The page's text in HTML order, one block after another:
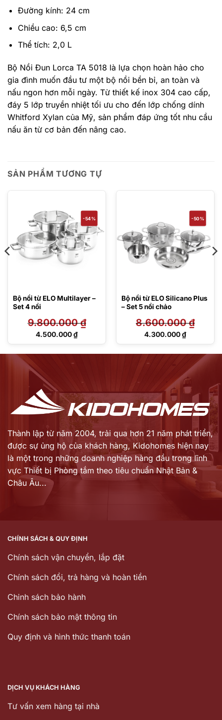
Đường kính: 24 cm
Chiều cao: 6,5 cm
Thể tích: 2,0 L
Bộ Nồi Đun Lorca TA 5018 là lựa chọn hoàn hảo cho
gia đình muốn đầu tư một bộ nồi bền bỉ, an toàn và
nấu ngon hơn mỗi ngày. Từ thiết kế inox 304 cao cấp,
đáy 5 lớp truyền nhiệt tối ưu cho đến lớp chống dính
Whitford Xylan của Mỹ, sản phẩm đáp ứng tốt nhu cầu
nấu ăn từ cơ bản đến nâng cao.
SẢN PHẨM TƯƠNG TỰ
-54%
Bộ nồi từ ELO Multilayer –
Set 4 nồi
9.800.000₫
Giá
4.500.000₫
Giá
-50%
Bộ nồi từ ELO Silicano Plus
– Set 5 nồi chảo
8.600.000₫
Giá
8.600.000 ₫.
4.300.000₫
Giá
4.300.000 ₫.
Thành lập từ năm 2004, trải qua hơn 21 năm phát triển,
được sự ủng hộ của khách hàng, Kidohomes hiện nay
là một trong những doanh nghiệp hàng đầu trong lĩnh
vực Thiết bị Phòng tắm theo tiêu chuẩn Nhật Bản &
Châu Âu...
CHÍNH SÁCH & QUY ĐỊNH
Chính sách vận chuyển, lắp đặt
Chính sách đổi, trả hàng và hoàn tiền
Chinh sách bảo hành
Chính sách bảo mật thông tin
Quy định và hình thức thanh toán
DỊCH VỤ KHÁCH HÀNG
Tư vấn xem hàng tại nhà